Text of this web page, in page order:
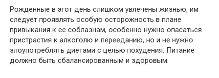
Рожденные в этот день слишком увлечены жизнью, им
следует проявлять особую осторожность в плане
привыкания к ее соблазнам, особенно нужно опасаться
пристрастия к алкоголю и перееданию, но и не нужно
злоупотреблять диетами с целью похудения. Питание
должно быть сбалансированным и здоровым.